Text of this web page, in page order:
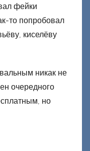
фейки
то попробовал
киселёву
никак не
очередного
но